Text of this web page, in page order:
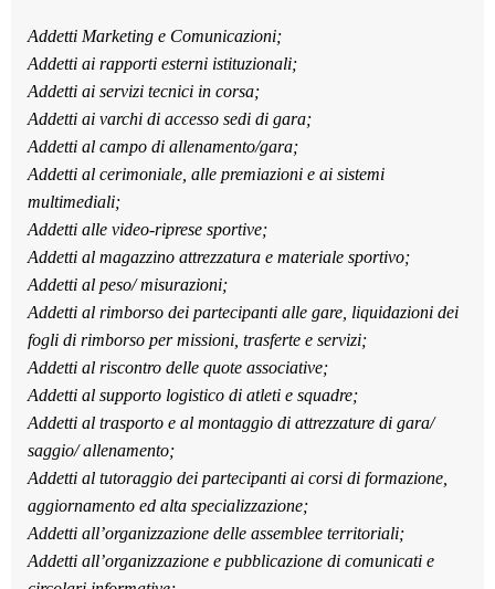
Addetti Marketing e Comunicazioni;
Addetti ai rapporti esterni istituzionali;
Addetti ai servizi tecnici in corsa;
Addetti ai varchi di accesso sedi di gara;
Addetti al campo di allenamento/gara;
Addetti al cerimoniale, alle premiazioni e ai sistemi
multimediali;
Addetti alle video-riprese sportive;
Addetti al magazzino attrezzatura e materiale sportivo;
Addetti al peso/ misurazioni;
Addetti al rimborso dei partecipanti alle gare, liquidazioni dei
fogli di rimborso per missioni, trasferte e servizi;
Addetti al riscontro delle quote associative;
Addetti al supporto logistico di atleti e squadre;
Addetti al trasporto e al montaggio di attrezzature di gara/
saggio/ allenamento;
Addetti al tutoraggio dei partecipanti ai corsi di formazione,
aggiornamento ed alta specializzazione;
Addetti all’organizzazione delle assemblee territoriali;
Addetti all’organizzazione e pubblicazione di comunicati e